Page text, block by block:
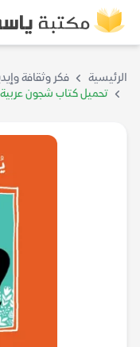
الرئيسية
فكر وثقافة
تحميل كتاب شجون